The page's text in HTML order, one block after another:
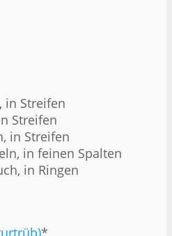
in Streifen
Streifen
in Streifen
in feinen Spalten
in Ringen
*